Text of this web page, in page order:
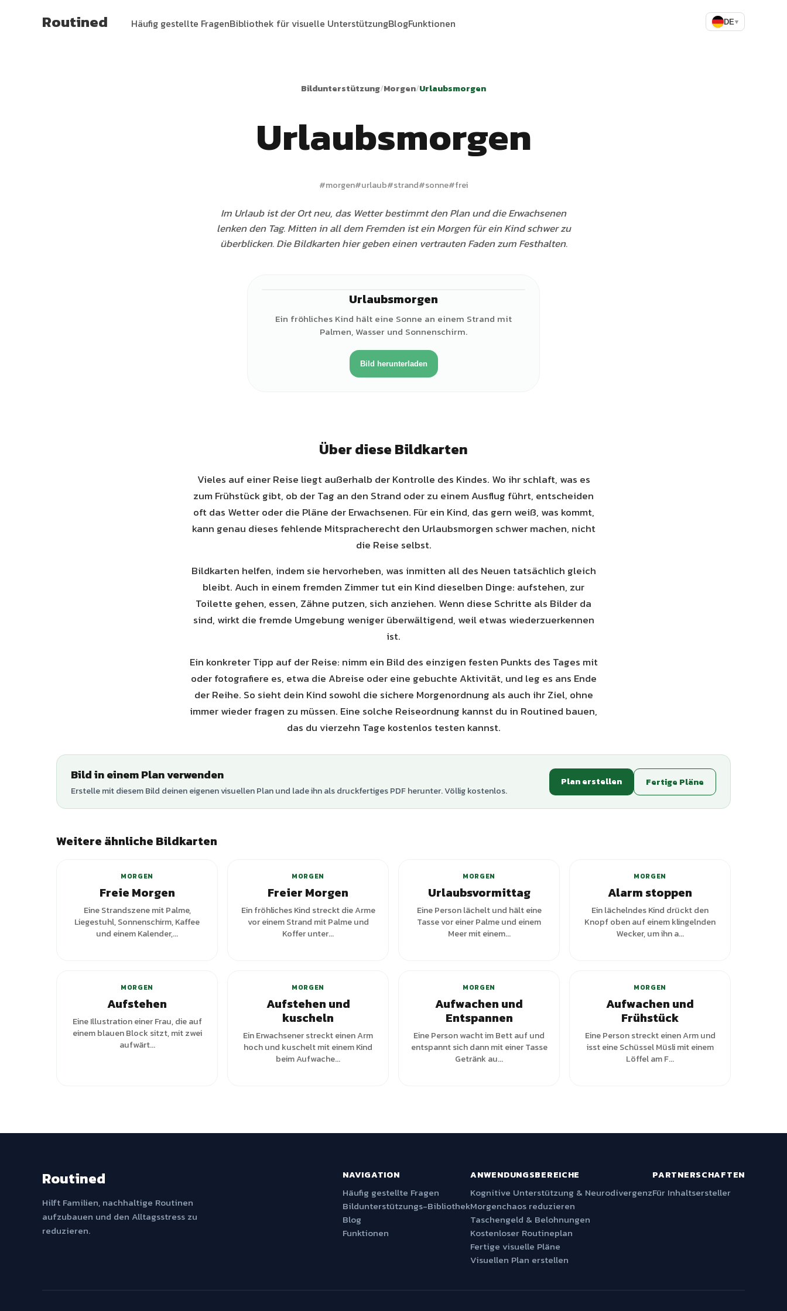
Routined Häufig gestellte FragenBibliothek für visuelle UnterstützungBlogFunktionen DE▾
Bildunterstützung/Morgen/Urlaubsmorgen
Urlaubsmorgen
#morgen#urlaub#strand#sonne#frei
Im Urlaub ist der Ort neu, das Wetter bestimmt den Plan und die Erwachsenen
lenken den Tag. Mitten in all dem Fremden ist ein Morgen für ein Kind schwer zu
überblicken. Die Bildkarten hier geben einen vertrauten Faden zum Festhalten.
Urlaubsmorgen
Ein fröhliches Kind hält eine Sonne an einem Strand mit
Palmen, Wasser und Sonnenschirm.
Bild herunterladen
Über diese Bildkarten
Vieles auf einer Reise liegt außerhalb der Kontrolle des Kindes. Wo ihr schlaft, was es
zum Frühstück gibt, ob der Tag an den Strand oder zu einem Ausflug führt, entscheiden
oft das Wetter oder die Pläne der Erwachsenen. Für ein Kind, das gern weiß, was kommt,
kann genau dieses fehlende Mitspracherecht den Urlaubsmorgen schwer machen, nicht
die Reise selbst.
Bildkarten helfen, indem sie hervorheben, was inmitten all des Neuen tatsächlich gleich
bleibt. Auch in einem fremden Zimmer tut ein Kind dieselben Dinge: aufstehen, zur
Toilette gehen, essen, Zähne putzen, sich anziehen. Wenn diese Schritte als Bilder da
sind, wirkt die fremde Umgebung weniger überwältigend, weil etwas wiederzuerkennen
ist.
Ein konkreter Tipp auf der Reise: nimm ein Bild des einzigen festen Punkts des Tages mit
oder fotografiere es, etwa die Abreise oder eine gebuchte Aktivität, und leg es ans Ende
der Reihe. So sieht dein Kind sowohl die sichere Morgenordnung als auch ihr Ziel, ohne
immer wieder fragen zu müssen. Eine solche Reiseordnung kannst du in Routined bauen,
das du vierzehn Tage kostenlos testen kannst.
Bild in einem Plan verwenden
Erstelle mit diesem Bild deinen eigenen visuellen Plan und lade ihn als druckfertiges PDF herunter. Völlig kostenlos.
Plan erstellen Fertige Pläne
Weitere ähnliche Bildkarten
+3Varianten
MORGEN
Freie Morgen
Eine Strandszene mit Palme,
Liegestuhl, Sonnenschirm, Kaffee
und einem Kalender,...
MORGEN
Freier Morgen
Ein fröhliches Kind streckt die Arme
vor einem Strand mit Palme und
Koffer unter...
MORGEN
Urlaubsvormittag
Eine Person lächelt und hält eine
Tasse vor einer Palme und einem
Meer mit einem...
MORGEN
Alarm stoppen
Ein lächelndes Kind drückt den
Knopf oben auf einem klingelnden
Wecker, um ihn a...
MORGEN
Aufstehen
Eine Illustration einer Frau, die auf
einem blauen Block sitzt, mit zwei
aufwärt...
MORGEN
Aufstehen und
kuscheln
Ein Erwachsener streckt einen Arm
hoch und kuschelt mit einem Kind
beim Aufwache...
MORGEN
Aufwachen und
Entspannen
Eine Person wacht im Bett auf und
entspannt sich dann mit einer Tasse
Getränk au...
MORGEN
Aufwachen und
Frühstück
Eine Person streckt einen Arm und
isst eine Schüssel Müsli mit einem
Löffel am F...
Routined
Hilft Familien, nachhaltige Routinen
aufzubauen und den Alltagsstress zu
reduzieren.
NAVIGATION
Häufig gestellte Fragen
Bildunterstützungs-Bibliothek
Blog
Funktionen
ANWENDUNGSBEREICHE
Kognitive Unterstützung & Neurodivergenz
Morgenchaos reduzieren
Taschengeld & Belohnungen
Kostenloser Routineplan
Fertige visuelle Pläne
Visuellen Plan erstellen
PARTNERSCHAFTEN
Für Inhaltsersteller